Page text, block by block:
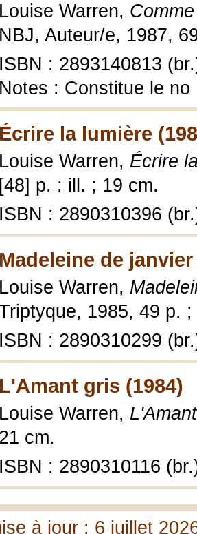
Louise Warren,
NBJ, Auteur/e, 1987,
ISBN : 2893140813
Notes : Constitue le
Écrire la lumière
Louise Warren, Écrire
[48] p. : ill. ; 19 cm.
ISBN : 2890310396
Madeleine de
Louise Warren,
1985, 49 p.
ISBN : 2890310299
L'Amant gris (1984)
Louise Warren,
21 cm.
ISBN : 2890310116
à jour : 6 juillet